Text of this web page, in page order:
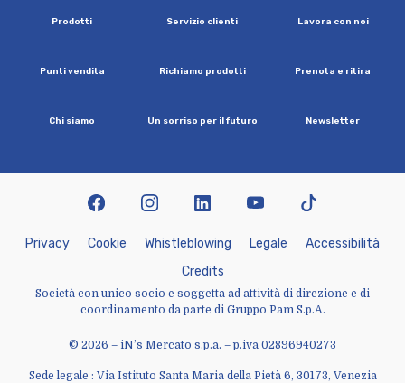
Prodotti Servizio clienti Lavora con noi
Puntivendita Richiamo prodotti Prenota e ritira
Chi siamo Un sorriso per ilfuturo Newsletter
© 2026 – iN’s Mercato s.p.a. – p.iva 02896940273
Sede legale : Via Istituto Santa Maria della Pietà 6, 30173, Venezia
Privacy Cookie Whist eb owing Lega e Accessibi ità
Credits
Società con unico socio e soggetta ad attività di direzione e di
coordinamento da parte di Gruppo Pam S.p.A.
facebookinstagramlinkedin youtubetiktok